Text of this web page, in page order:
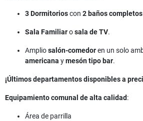
3 Dormitorioscon 2 baños completos
Sala Familiarosala de TV.
Ampliosalón-comedoren un solo
americana ymesón tipo bar.
¡Últimos departamentos disponibles a
Equipamiento comunal de alta calidad:
Área de parrilla